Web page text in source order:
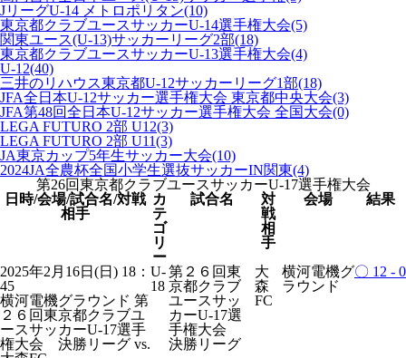
JリーグU-14 メトロポリタン(10)
東京都クラブユースサッカーU-14選手権大会(5)
関東ユース(U-13)サッカーリーグ2部(18)
東京都クラブユースサッカーU-13選手権大会(4)
U-12(40)
三井のリハウス東京都U-12サッカーリーグ1部(18)
JFA全日本U-12サッカー選手権大会 東京都中央大会(3)
JFA第48回全日本U-12サッカー選手権大会 全国大会(0)
LEGA FUTURO 2部 U12(3)
LEGA FUTURO 2部 U11(3)
JA東京カップ5年生サッカー大会(10)
2024JA全農杯全国小学生選抜サッカーIN関東(4)
第26回東京都クラブユースサッカーU-17選手権大会
日時/会場/試合名/対戦
相手
カ
テ
ゴ
リ
ー
試合名
対
戦
相
手
会場 結果
2025年2月16日(日) 18：
45
横河電機グラウンド 第
２６回東京都クラブユ
ースサッカーU-17選手
権大会 決勝リーグ vs.
U-
18
第２６回東
京都クラブ
ユースサッ
カーU-17選
手権大会
決勝リーグ
大
森
FC
横河電機グ
ラウンド
〇 12 - 0